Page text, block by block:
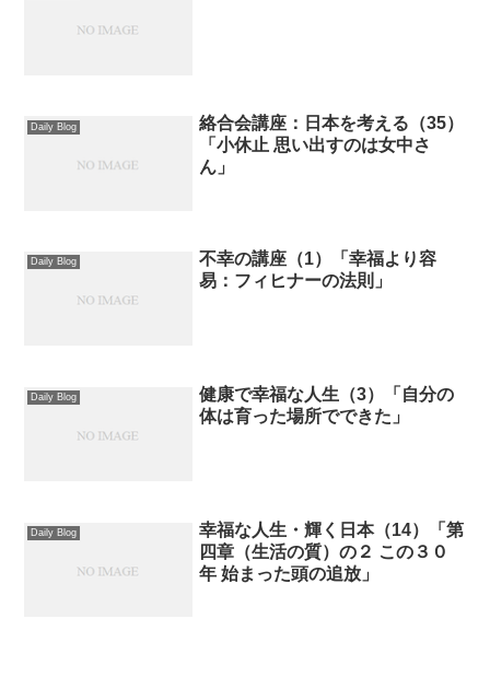
Daily Blog
絡合会講座：日本を考える（35）
「小休止 思い出すのは女中さ
ん」
Daily Blog
不幸の講座（1）「幸福より容
易：フィヒナーの法則」
Daily Blog
健康で幸福な人生（3）「自分の
体は育った場所でできた」
Daily Blog
幸福な人生・輝く日本（14）「第
四章（生活の質）の２ この３０
年 始まった頭の追放」